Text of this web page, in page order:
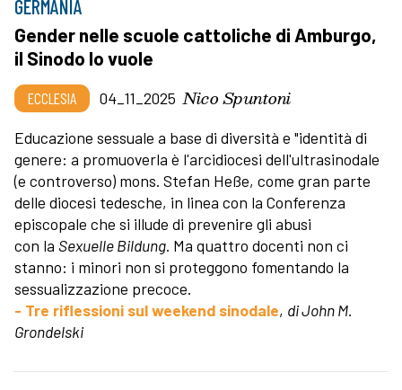
GERMANIA
Gender nelle scuole cattoliche di Amburgo,
il Sinodo lo vuole
ECCLESIA 04_11_2025 Nico Spuntoni
Educazione sessuale a base di diversità e "identità di
genere: a promuoverla è l'arcidiocesi dell'ultrasinodale
(e controverso) mons. Stefan Heße, come gran parte
delle diocesi tedesche, in linea con la Conferenza
episcopale che si illude di prevenire gli abusi
con la Sexuelle Bildung. Ma quattro docenti non ci
stanno: i minori non si proteggono fomentando la
sessualizzazione precoce.
- Tre riflessioni sul weekend sinodale, di John M.
Grondelski